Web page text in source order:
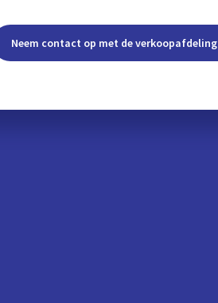
Neem contact op met de verkoopafdeling